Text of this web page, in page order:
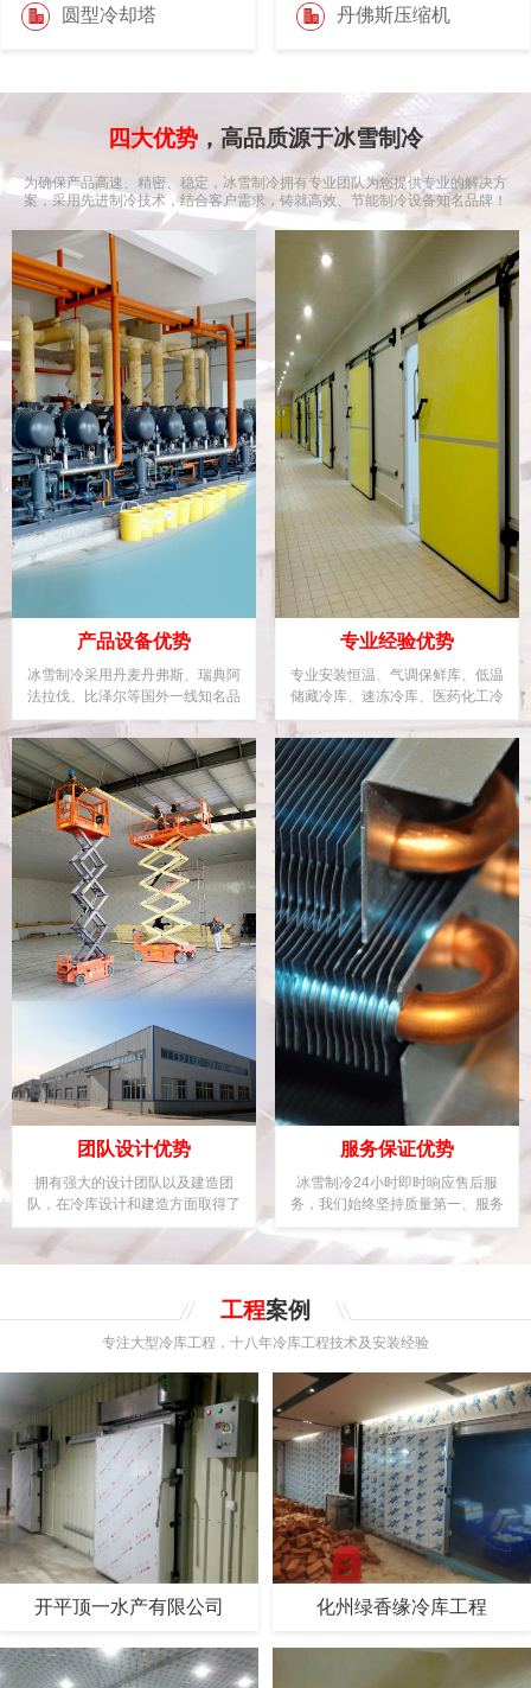
圆型冷却塔 丹佛斯压缩机
四大优势 ，高品质源于冰雪制冷
为确保产品高速、精密、稳定，冰雪制冷拥有专业团队为您提供专业的解决方
案，采用先进制冷技术，结合客户需求，铸就高效、节能制冷设备知名品牌！
产品设备优势
冰雪制冷采用丹麦丹弗斯、瑞典阿
法拉伐、比泽尔等国外一线知名品
牌制冷企业设备。
专业经验优势
专业安装恒温、气调保鲜库、低温
储藏冷库、速冻冷库、医药化工冷
库、大型物流冷库等。
团队设计优势
拥有强大的设计团队以及建造团
队，在冷库设计和建造方面取得了
优异成绩及领先地位。
服务保证优势
冰雪制冷24小时即时响应售后服
务，我们始终坚持质量第一、服务
用户至上的理念。
工程案例
专注大型冷库工程，十八年冷库工程技术及安装经验
开平顶一水产有限公司 化州绿香缘冷库工程